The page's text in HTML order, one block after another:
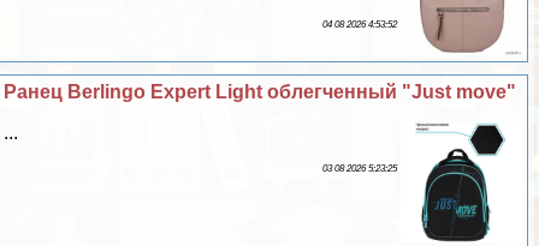
04 08 2026 4:53:52
Ранец Berlingo Expert Light облегченный "Just move"
...
03 08 2026 5:23:25